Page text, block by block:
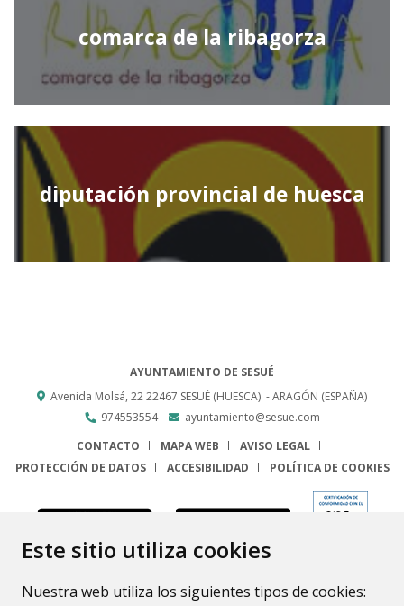
Este sitio utiliza cookies
Nuestra web utiliza los siguientes tipos de cookies:
comarca de la ribagorza
diputación provincial de huesca
AYUNTAMIENTO DE SESUÉ
Avenida Molsá, 2222467 SESUÉ (HUESCA) - ARAGÓN (ESPAÑA)
974553554
ayuntamiento@sesue.com
CONTACTO
MAPA WEB
AVISO LEGAL
PROTECCIÓN DE DATOS
ACCESIBILIDAD POLÍTICA DE COOKIES